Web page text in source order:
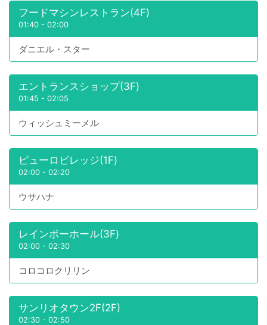
フードマシンレストラン(4F)
01:40 - 02:00
ダニエル・スター
エントランスショップ(3F)
01:45 - 02:05
ウィッシュミーメル
ピューロビレッジ(1F)
02:00 - 02:20
ウサハナ
レインボーホール(3F)
02:00 - 02:30
コロコロクリリン
サンリオタウン2F(2F)
02:30 - 02:50